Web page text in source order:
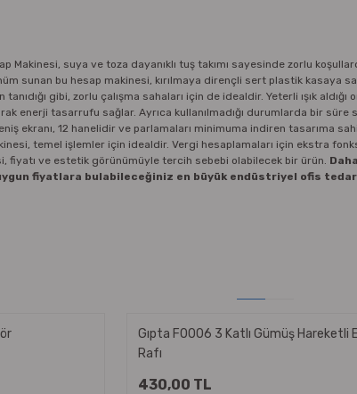
Makinesi, suya ve toza dayanıklı tuş takımı sayesinde zorlu
sunan bu hesap makinesi, kırılmaya dirençli sert plastik kasaya
gibi, zorlu çalışma sahaları için de idealdir. Yeterli ışık
enerji tasarrufu sağlar. Ayrıca kullanılmadığı durumlarda bir
ekranı, 12 hanelidir ve parlamaları minimuma indiren tasarıma
temel işlemler için idealdir. Vergi hesaplamaları için ekstra
fiyatı ve estetik görünümüyle tercih sebebi olabilecek bir ürün.
fiyatlara bulabileceğiniz en büyük endüstriyel ofis
Gıpta F0006 3 Katlı Gümüş Hareketli
Rafı
430,00 TL